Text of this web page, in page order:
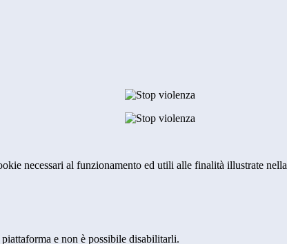
necessari al funzionamento ed utili alle finalità illustrate nella
e non è possibile disabilitarli.